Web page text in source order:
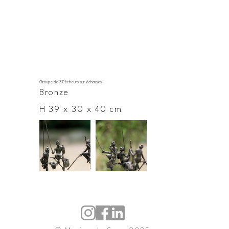
Groupe de 3 Pêcheurs sur échasses I
Bronze
H 39 x 30 x 40 cm